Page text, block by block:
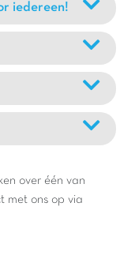
iedereen!
over één van
met ons op via